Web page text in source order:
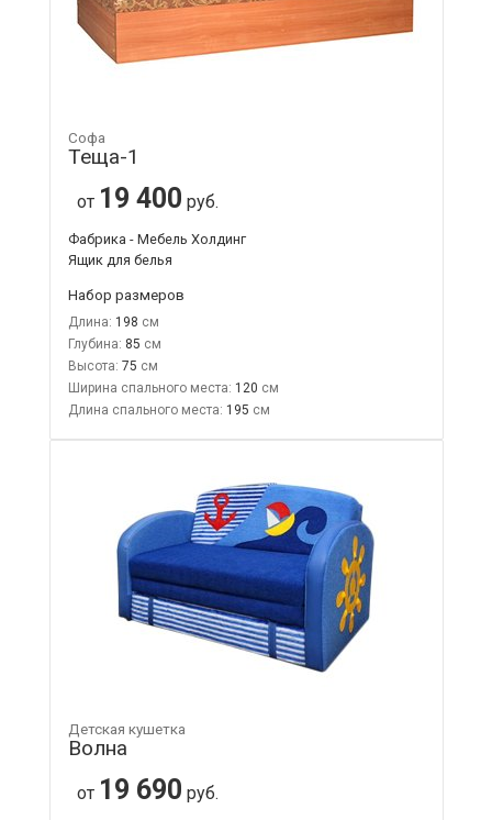
Софа
Теща-1
от 19 400 руб.
Фабрика - Мебель Холдинг
Ящик для белья
Набор размеров
Длина: 198
Глубина: 85
Высота: 75
Ширина спального места: 120
Длина спального места: 195
Детская кушетка
Волна
от 19 690 руб.